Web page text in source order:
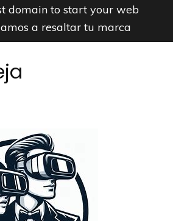
domain to start your web
a resaltar tu marca